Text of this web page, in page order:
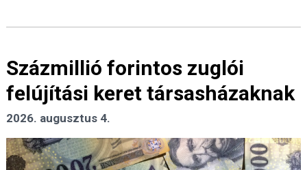
Százmillió forintos zuglói
felújítási keret társasházaknak
2026. augusztus 4.